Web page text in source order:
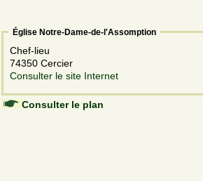
Église Notre-Dame-de-l'Assomption
Chef-lieu
74350 Cercier
Consulter le site Internet
Consulter le plan